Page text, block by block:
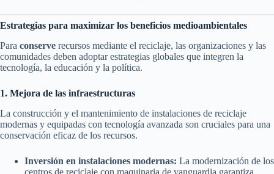
Estrategias para maximizar los beneficios medioambientales
Para conserve recursos mediante el reciclaje, las organizaciones y las
comunidades deben adoptar estrategias globales que integren la
tecnología, la educación y la política.
1. Mejora de las infraestructuras
La construcción y el mantenimiento de instalaciones de reciclaje
modernas y equipadas con tecnología avanzada son cruciales para una
conservación eficaz de los recursos.
Inversión en instalaciones modernas: La modernización de los
centros de reciclaje con maquinaria de vanguardia garantiza